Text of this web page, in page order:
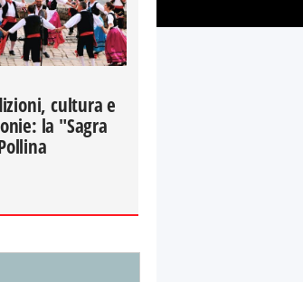
cultura e
la "Sagra